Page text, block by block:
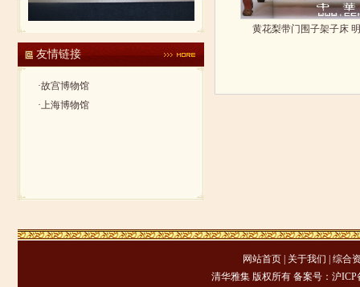
友情链接
·故宫博物馆
·上海博物馆
黄花梨带门围子架子床 明
网站首页 关于我们
综合
清华雅集 版权所有 备案号： 沪ICP